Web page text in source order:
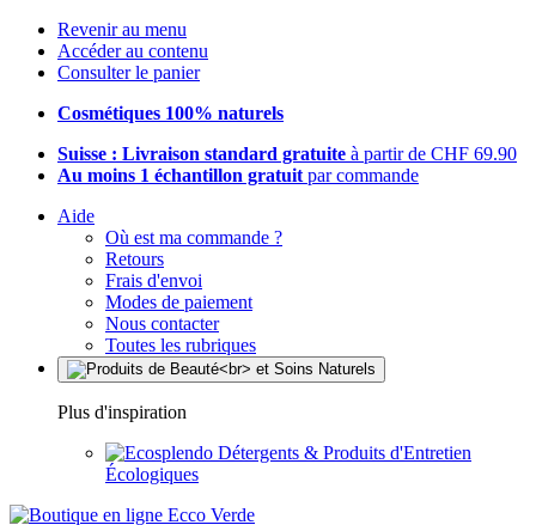
Revenir au menu
Accéder au contenu
Consulter le panier
Cosmétiques 100% naturels
Suisse : Livraison standard gratuite à partir de CHF 69.90
Au moins 1 échantillon gratuit par commande
Aide
Où est ma commande ?
Retours
Frais d'envoi
Modes de paiement
Nous contacter
Toutes les rubriques
Plus d'inspiration
Détergents & Produits d'Entretien
Écologiques